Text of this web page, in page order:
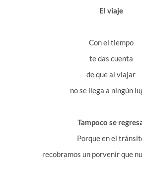
El viaje
Con el tiempo
te das cuenta
de que al viajar
no se llega a ningún
Tampoco se
Porque en el
recobramos un porvenir que